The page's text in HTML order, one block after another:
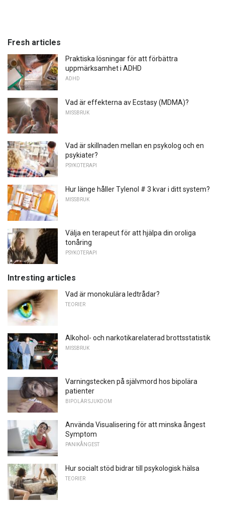
Fresh articles
Praktiska lösningar för att förbättra
uppmärksamhet i ADHD
ADHD
Vad är effekterna av Ecstasy (MDMA)?
MISSBRUK
Vad är skillnaden mellan en psykolog och en
psykiater?
PSYKOTERAPI
Hur länge håller Tylenol # 3 kvar i ditt system?
MISSBRUK
Välja en terapeut för att hjälpa din oroliga
tonåring
PSYKOTERAPI
Intresting articles
Vad är monokulära ledtrådar?
TEORIER
Alkohol- och narkotikarelaterad brottsstatistik
MISSBRUK
Varningstecken på självmord hos bipolära
patienter
BIPOLÄR SJUKDOM
Använda Visualisering för att minska ångest
Symptom
PANIKÅNGEST
Hur socialt stöd bidrar till psykologisk hälsa
TEORIER